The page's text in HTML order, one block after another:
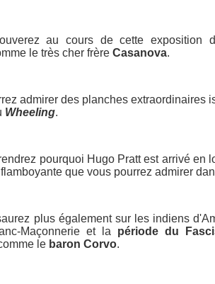
au cours de cette exposition
le très cher frère Casanova.
admirer des planches extraordinaires
Wheeling.
pourquoi Hugo Pratt est arrivé en
que vous pourrez admirer
plus également sur les indiens
Maçonnerie et la période du
le baron Corvo.